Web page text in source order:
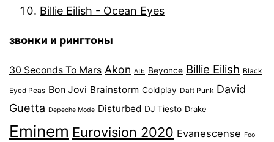
Billie Eilish - Ocean Eyes
звонки и рингтоны
30 Seconds To Mars Akon Atb Beyonce Billie Eilish Black
Eyed Peas Bon Jovi Brainstorm Coldplay Daft Punk David
Guetta Depeche Mode Disturbed DJ Tiesto Drake
Eminem Eurovision 2020 Evanescense Foo